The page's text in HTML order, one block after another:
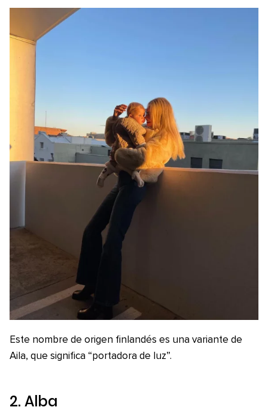
Este nombre de origen finlandés es una variante de
Aila, que significa “portadora de luz”.
2. Alba